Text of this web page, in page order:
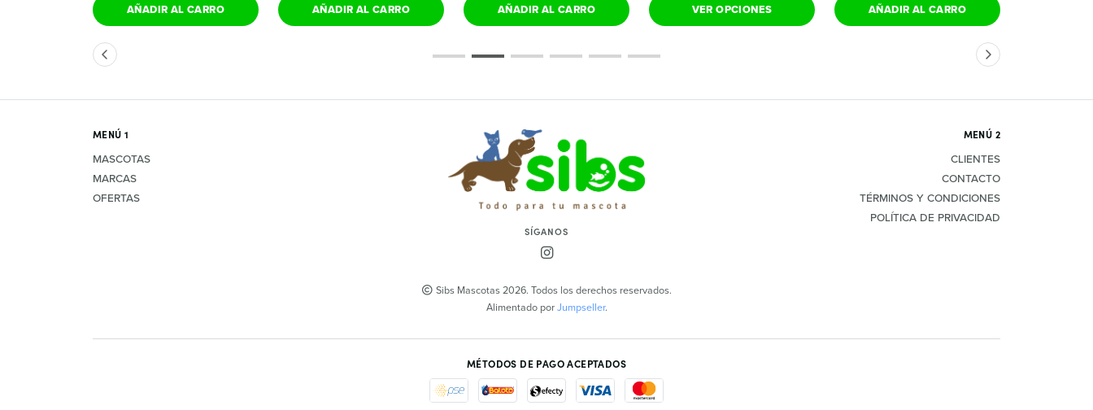
AÑADIR AL CARRO AÑADIR AL CARRO AÑADIR AL CARRO VER OPCIONES AÑADIR AL CARRO
SÍGANOS
Sibs Mascotas 2026. Todos los derechos reservados.
Alimentado porJumpseller.
MENÚ 1
MASCOTAS
MARCAS
OFERTAS
MENÚ 2
CLIENTES
CONTACTO
TÉRMINOS Y CONDICIONES
POLÍTICA DE PRIVACIDAD
MÉTODOS DE PAGO ACEPTADOS